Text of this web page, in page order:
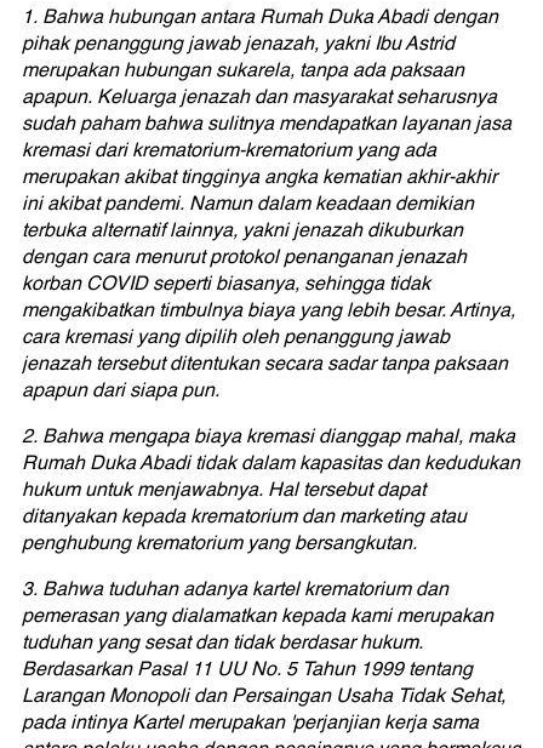
1. Bahwa hubungan antara Rumah Duka Abadi dengan
pihak penanggung jawab jenazah, yakni Ibu Astrid
merupakan hubungan sukarela, tanpa ada paksaan
apapun. Keluarga jenazah dan masyarakat seharusnya
sudah paham bahwa sulitnya mendapatkan layanan jasa
kremasi dari krematorium-krematorium yang ada
merupakan akibat tingginya angka kematian akhir-akhir
ini akibat pandemi. Namun dalam keadaan demikian
terbuka alternatif lainnya, yakni jenazah dikuburkan
dengan cara menurut protokol penanganan jenazah
korban COVID seperti biasanya, sehingga tidak
mengakibatkan timbulnya biaya yang lebih besar. Artinya,
cara kremasi yang dipilih oleh penanggung jawab
jenazah tersebut ditentukan secara sadar tanpa paksaan
apapun dari siapa pun.
2. Bahwa mengapa biaya kremasi dianggap mahal, maka
Rumah Duka Abadi tidak dalam kapasitas dan kedudukan
hukum untuk menjawabnya. Hal tersebut dapat
ditanyakan kepada krematorium dan marketing atau
penghubung krematorium yang bersangkutan.
3. Bahwa tuduhan adanya kartel krematorium dan
pemerasan yang dialamatkan kepada kami merupakan
tuduhan yang sesat dan tidak berdasar hukum.
Berdasarkan Pasal 11 UU No. 5 Tahun 1999 tentang
Larangan Monopoli dan Persaingan Usaha Tidak Sehat,
pada intinya Kartel merupakan 'perjanjian kerja sama